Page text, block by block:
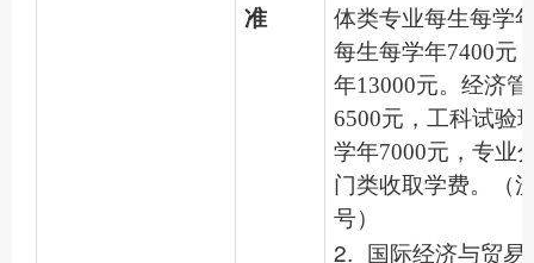
准
体类专业每生每学
每生每学年7400元
年13000元。经济
6500元，工科试验
学年7000元，专业
门类收取学费。（
号）
2. 国际经济与贸